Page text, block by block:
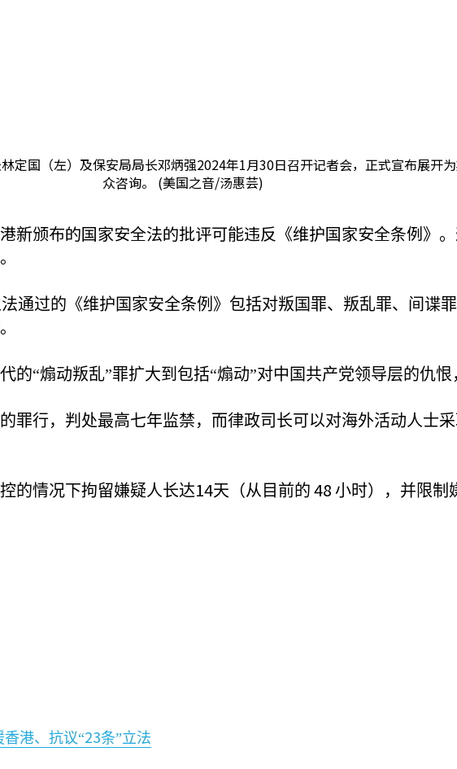
定国（左）及保安局局长邓炳强2024年1月30日召开记者会，正式宣布展开
众咨询。 (美国之音/汤惠芸)
新颁布的国家安全法的批评可能违反《维护国家安全条例》
通过的《维护国家安全条例》包括对叛国罪、叛乱罪、间谍
的“煽动叛乱”罪扩大到包括“煽动”对中国共产党领导层的仇恨
罪行，判处最高七年监禁，而律政司长可以对海外活动人士
的情况下拘留嫌疑人长达14天（从目前的 48 小时），并限制
香港、抗议“23条”立法